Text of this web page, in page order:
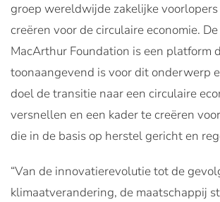
groep wereldwijde zakelijke
creëren voor de circulaire economie.
MacArthur Foundation is een platform
toonaangevend is voor dit onderwerp
doel de transitie naar een circulaire
versnellen en een kader te creëren
die in de basis op herstel gericht en
“Van de innovatierevolutie tot de
klimaatverandering, de maatschappij